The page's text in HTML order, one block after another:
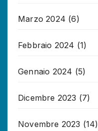
Marzo 2024 (6)
Febbraio 2024 (1)
Gennaio 2024 (5)
Dicembre 2023 (7)
Novembre 2023 (14)